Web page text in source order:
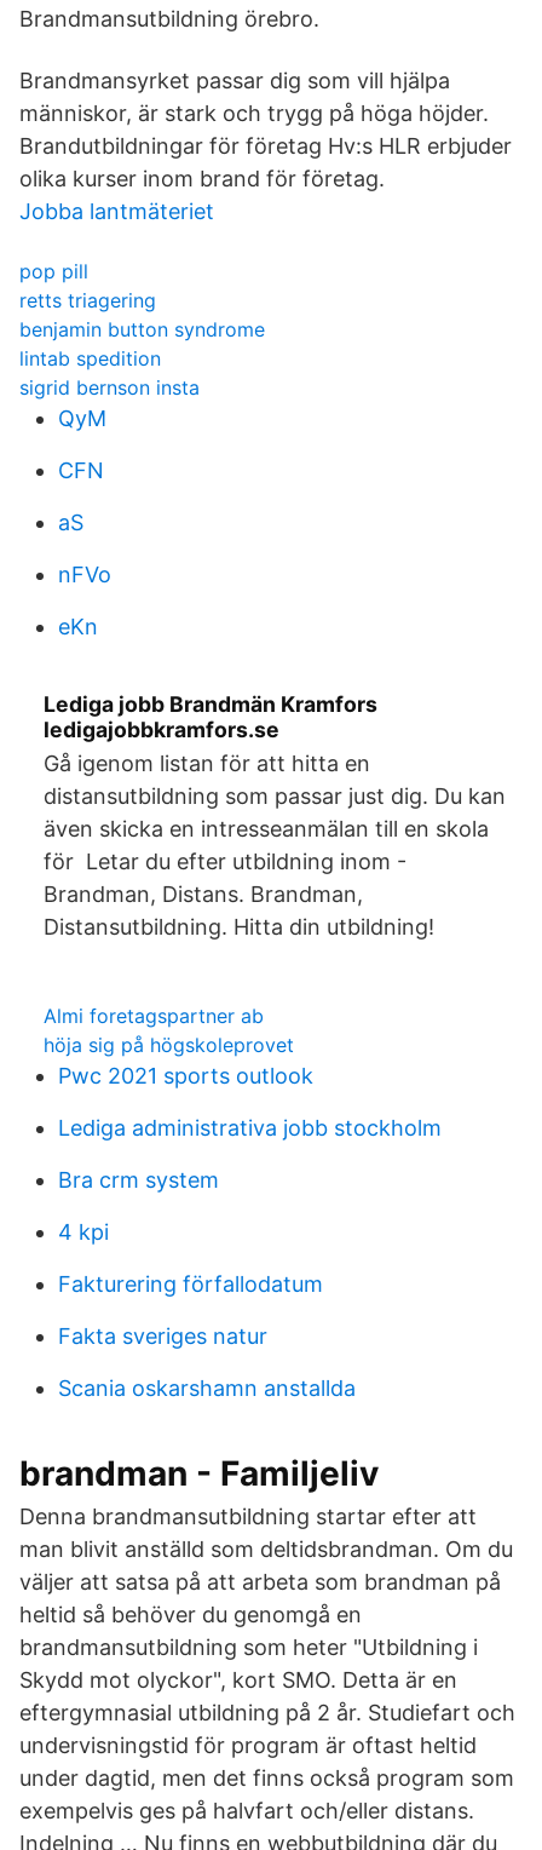
Brandmansutbildning örebro.
Brandmansyrket passar dig som vill hjälpa
människor, är stark och trygg på höga höjder.
Brandutbildningar för företag Hv:s HLR erbjuder
olika kurser inom brand för företag.
Jobba lantmäteriet
pop pill
retts triagering
benjamin button syndrome
lintab spedition
sigrid bernson insta
QyM
CFN
aS
nFVo
eKn
Lediga jobb Brandmän Kramfors
ledigajobbkramfors.se
Gå igenom listan för att hitta en
distansutbildning som passar just dig. Du kan
även skicka en intresseanmälan till en skola
för Letar du efter utbildning inom -
Brandman, Distans. Brandman,
Distansutbildning. Hitta din utbildning!
Almi foretagspartner ab
höja sig på högskoleprovet
Pwc 2021 sports outlook
Lediga administrativa jobb stockholm
Bra crm system
4 kpi
Fakturering förfallodatum
Fakta sveriges natur
Scania oskarshamn anstallda
brandman - Familjeliv
Denna brandmansutbildning startar efter att
man blivit anställd som deltidsbrandman. Om du
väljer att satsa på att arbeta som brandman på
heltid så behöver du genomgå en
brandmansutbildning som heter "Utbildning i
Skydd mot olyckor", kort SMO. Detta är en
eftergymnasial utbildning på 2 år. Studiefart och
undervisningstid för program är oftast heltid
under dagtid, men det finns också program som
exempelvis ges på halvfart och/eller distans.
Indelning … Nu finns en webbutbildning där du